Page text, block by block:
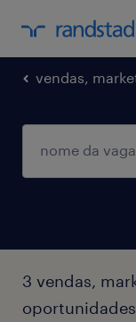
vendas,
3 vendas,